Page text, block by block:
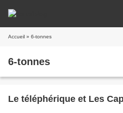
Accueil » 6-tonnes
6-tonnes
Le téléphérique et Les